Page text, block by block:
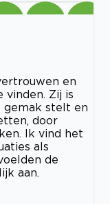
en
Zij is
gemak stelt en
door
Ik vind het
als
de
aan.